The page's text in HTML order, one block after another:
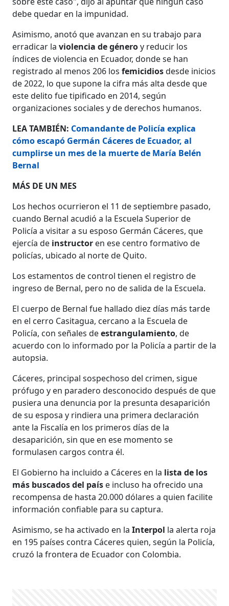
debe quedar en la impunidad.
Asimismo, anotó que avanzan en su trabajo para
erradicar la violencia de géneroy reducir los
índices de violencia en Ecuador, donde se han
registrado al menos 206 los femicidiosdesde inicios
de 2022, lo que supone la cifra más alta desde que
este delito fue tipificado en 2014, según
organizaciones sociales y de derechos humanos.
LEA TAMBIÉN: Comandante de Policía explica
cómo escapó Germán Cáceres de Ecuador, al
cumplirse un mes de la muerte de María Belén
Bernal
MÁS DE UN MES
Los hechos ocurrieron el 11 de septiembre pasado,
cuando Bernal acudió a la Escuela Superior de
Policía a visitar a su esposo Germán Cáceres, que
ejercía de instructor en ese centro formativo de
policías, ubicado al norte de Quito.
Los estamentos de control tienen el registro de
ingreso de Bernal, pero no de salida de la Escuela.
El cuerpo de Bernal fue hallado diez días más tarde
en el cerro Casitagua, cercano a la Escuela de
Policía, con señales deestrangulamiento, de
acuerdo con lo informado por la Policía a partir de la
autopsia.
Cáceres, principal sospechoso del crimen, sigue
prófugo y en paradero desconocido después de que
pusiera una denuncia por la presunta desaparición
de su esposa y rindiera una primera declaración
ante la Fiscalía en los primeros días de la
desaparición, sin que en ese momento se
formulasen cargos contra él.
El Gobierno ha incluido a Cáceres en la lista de los
más buscados del país e incluso ha ofrecido una
recompensa de hasta 20.000 dólares a quien facilite
información confiable para su captura.
Asimismo, se ha activado en la Interpol la alerta roja
en 195 países contra Cáceres quien, según la Policía,
cruzó la frontera de Ecuador con Colombia.